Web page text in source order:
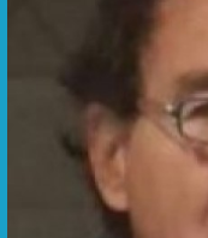
The Yacht Club